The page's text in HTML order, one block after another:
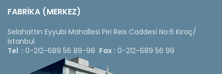
FABRİKA (MERKEZ)
Selahattin Eyyubi Mahallesi Piri Reis Caddesi No:6 Kıraç/
İstanbul
Tel : 0-212-689 56 89-98 Fax : 0-212-689 56 99